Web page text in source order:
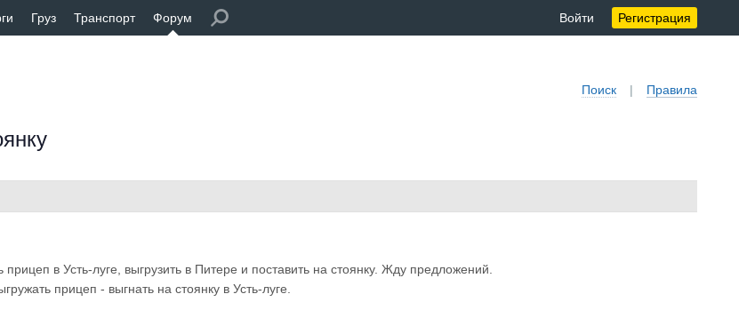
Груз Транспорт Форум Войти Регистрация
Поиск | Правила
в Усть-луге, выгрузить в Питере и поставить на стоянку. Жду предложений.
прицеп - выгнать на стоянку в Усть-луге.